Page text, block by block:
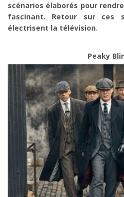
scénarios élaborés pour
fascinant. Retour sur ces
électrisent la télévision.
Peaky